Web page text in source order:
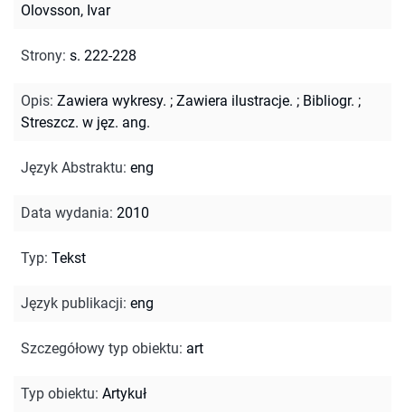
Olovsson, Ivar
Strony: s. 222-228
Opis: Zawiera wykresy. ; Zawiera ilustracje. ; Bibliogr. ;
Streszcz. w jęz. ang.
Język Abstraktu: eng
Data wydania: 2010
Typ: Tekst
Język publikacji: eng
Szczegółowy typ obiektu: art
Typ obiektu: Artykuł